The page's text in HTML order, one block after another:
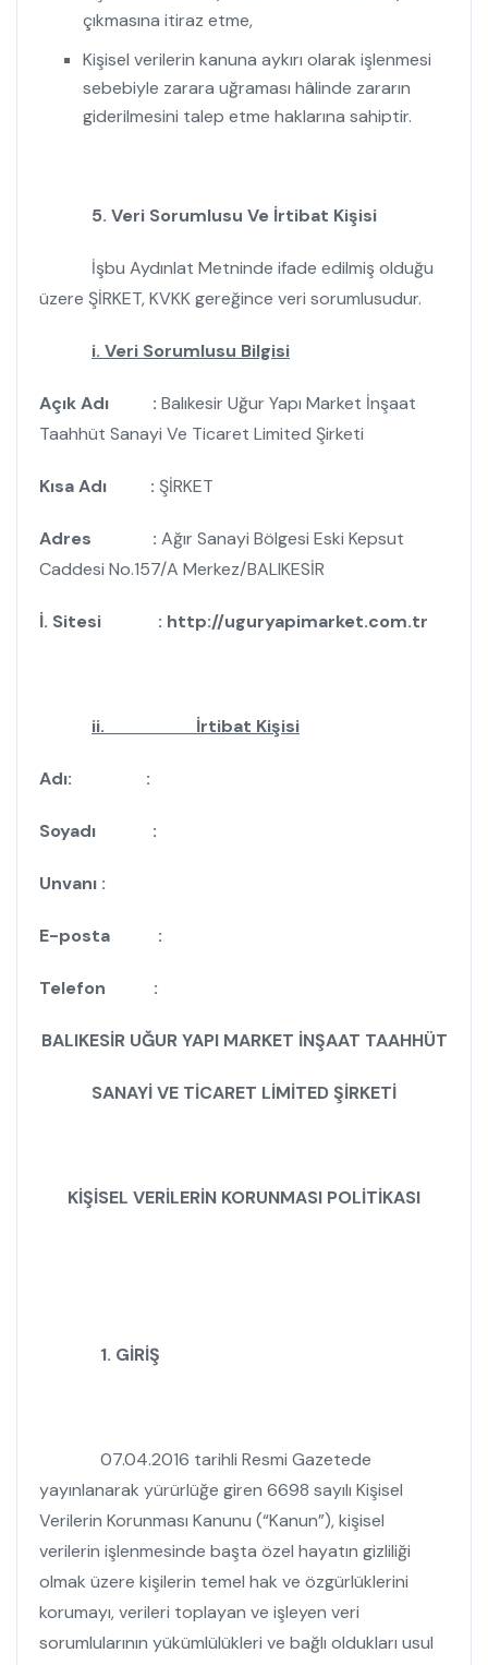
çıkmasına itiraz etme,
Kişisel verilerin kanuna aykırı olarak işlenmesi
sebebiyle zarara uğraması hâlinde zararın
giderilmesini talep etme haklarına sahiptir.
5. Veri Sorumlusu Ve İrtibat Kişisi
İşbu Aydınlat Metninde ifade edilmiş olduğu
üzere ŞİRKET, KVKK gereğince veri sorumlusudur.
i. Veri Sorumlusu Bilgisi
Açık Adı : Balıkesir Uğur Yapı Market İnşaat
Taahhüt Sanayi Ve Ticaret Limited Şirketi
Kısa Adı : ŞİRKET
Adres : Ağır Sanayi Bölgesi Eski Kepsut
Caddesi No.157/A Merkez/BALIKESİR
İ. Sitesi : http://uguryapimarket.com.tr
ii. İrtibat Kişisi
Adı: :
Soyadı :
Unvanı :
E-posta :
Telefon :
BALIKESİR UĞUR YAPI MARKET İNŞAAT TAAHHÜT
SANAYİ VE TİCARET LİMİTED ŞİRKETİ
KİŞİSEL VERİLERİN KORUNMASI POLİTİKASI
1. GİRİŞ
07.04.2016 tarihli Resmi Gazetede
yayınlanarak yürürlüğe giren 6698 sayılı Kişisel
Verilerin Korunması Kanunu (“Kanun”), kişisel
verilerin işlenmesinde başta özel hayatın gizliliği
olmak üzere kişilerin temel hak ve özgürlüklerini
korumayı, verileri toplayan ve işleyen veri
sorumlularının yükümlülükleri ve bağlı oldukları usul